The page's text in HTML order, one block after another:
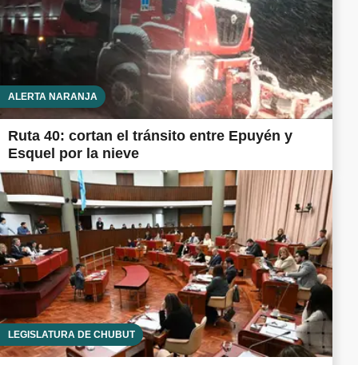
ALERTA NARANJA
Ruta 40: cortan el tránsito entre Epuyén y
Esquel por la nieve
LEGISLATURA DE CHUBUT